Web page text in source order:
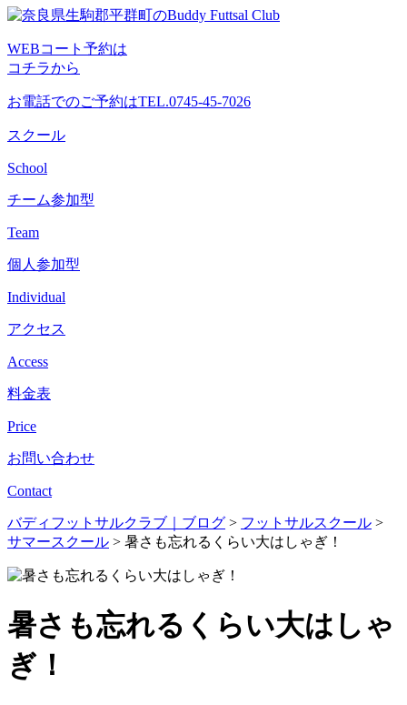
ン
へ
ス
キ
ッ
プ
WEBコート予約は
コチラから
お電話でのご予約はTEL.0745-45-7026
スクール
School
チーム参加型
Team
個人参加型
Individual
アクセス
Access
料金表
Price
お問い合わせ
Contact
バディフットサルクラブ｜ブログ > フットサルスクール >
サマースクール > 暑さも忘れるくらい大はしゃぎ！
暑さも忘れるくらい大はしゃ
ぎ！